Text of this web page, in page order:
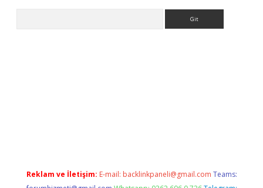
Reklam ve İletişim: E-mail: backlinkpaneli@gmail.com Teams: